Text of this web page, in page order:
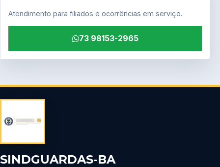
Atendimento para filiados e ocorrências em serviço.
73 98153-2965
SINDGUARDAS-BA